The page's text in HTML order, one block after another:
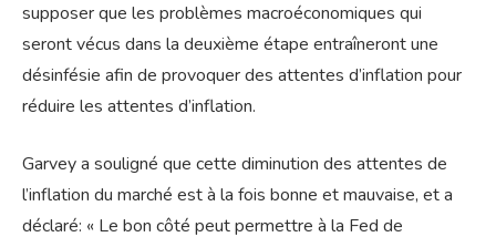
supposer que les problèmes macroéconomiques qui
seront vécus dans la deuxième étape entraîneront une
désinfésie afin de provoquer des attentes d’inflation pour
réduire les attentes d’inflation.
Garvey a souligné que cette diminution des attentes de
l’inflation du marché est à la fois bonne et mauvaise, et a
déclaré: « Le bon côté peut permettre à la Fed de